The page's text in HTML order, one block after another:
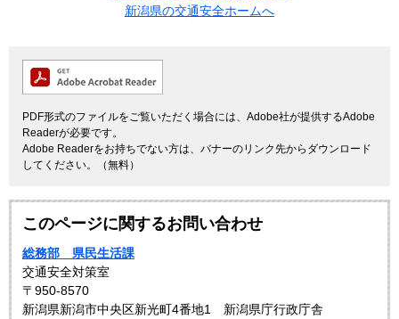
新潟県の交通安全ホームへ
PDF形式のファイルをご覧いただく場合には、Adobe社が提供するAdobe
Readerが必要です。
Adobe Readerをお持ちでない方は、バナーのリンク先からダウンロード
してください。（無料）
このページに関するお問い合わせ
総務部 県民生活課
交通安全対策室
〒950-8570
新潟県新潟市中央区新光町4番地1 新潟県庁行政庁舎